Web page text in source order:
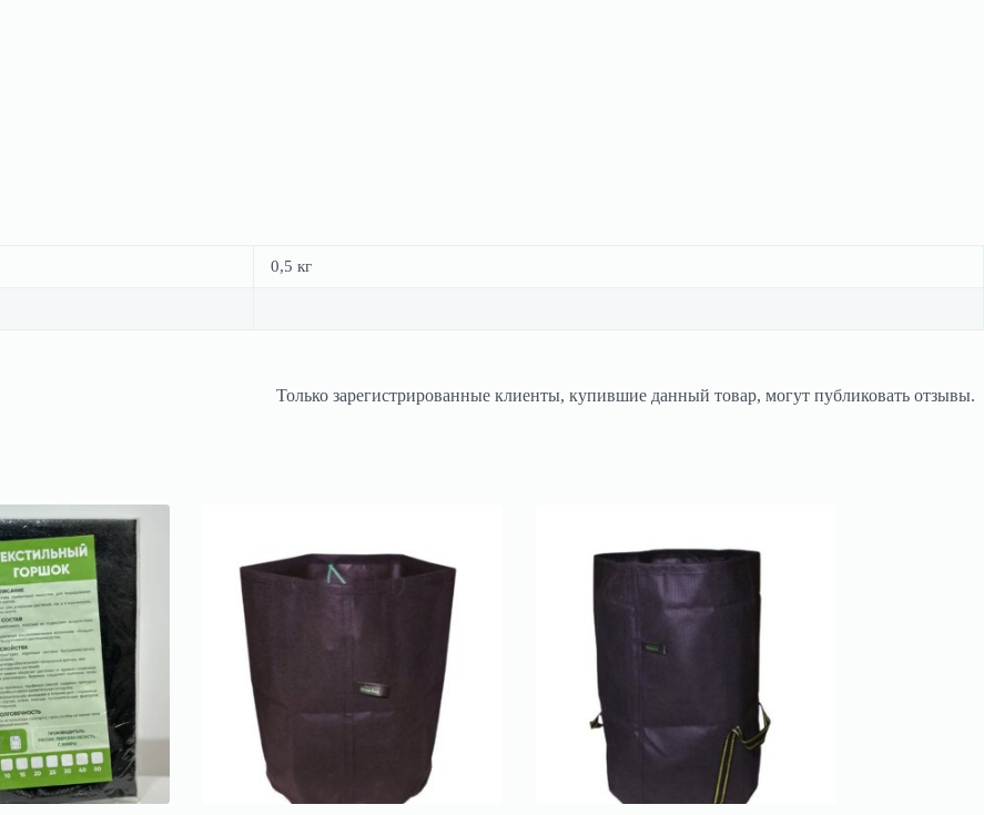
0,5 кг
Только зарегистрированные клиенты, купившие данный товар, могут публиковать отзывы.